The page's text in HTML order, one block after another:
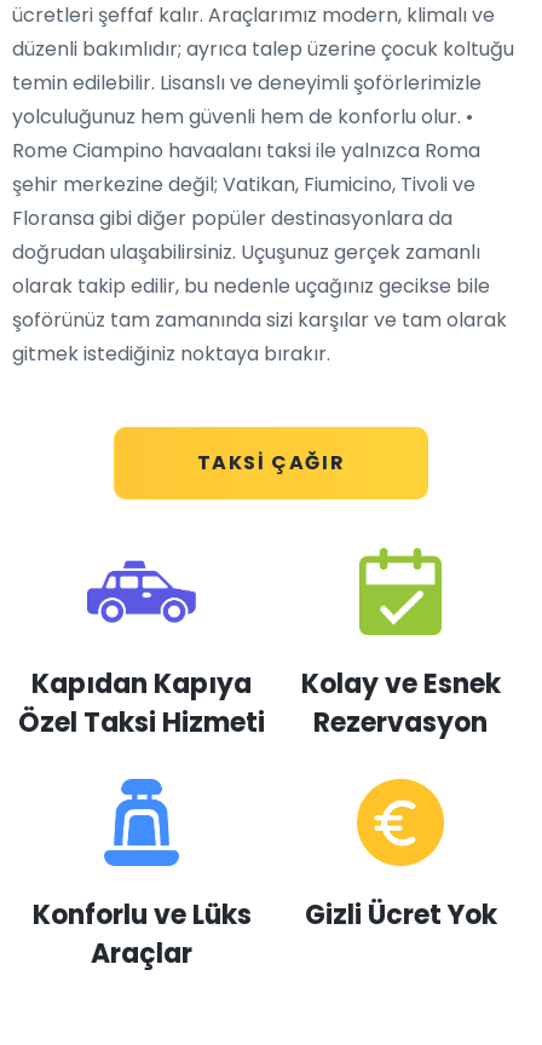
TAKSI ÇAĞIR
ücretleri şeffaf kalır. Araçlarımız modern, klimalı ve
düzenli bakımlıdır; ayrıca talep üzerine çocuk koltuğu
temin edilebilir. Lisanslı ve deneyimli şoförlerimizle
yolculuğunuz hem güvenli hem de konforlu olur. •
Rome Ciampino havaalanı taksi ile yalnızca Roma
şehir merkezine değil; Vatikan, Fiumicino, Tivoli ve
Floransa gibi diğer popüler destinasyonlara da
doğrudan ulaşabilirsiniz. Uçuşunuz gerçek zamanlı
olarak takip edilir, bu nedenle uçağınız gecikse bile
şoförünüz tam zamanında sizi karşılar ve tam olarak
gitmek istediğiniz noktaya bırakır.
Kapıdan Kapıya
Özel Taksi Hizmeti
Kolay ve Esnek
Rezervasyon
Konforlu ve Lüks
Araçlar
Gizli Ücret Yok